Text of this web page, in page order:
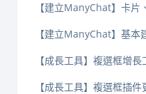
【建立ManyChat】卡片
【建立ManyChat】基本
【成長工具】複選框增長
【成長工具】複選框插